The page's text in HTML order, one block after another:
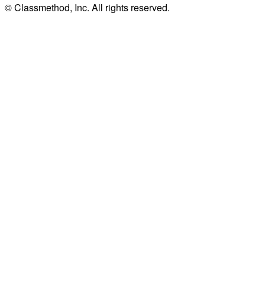
© Classmethod, Inc. All rights reserved.